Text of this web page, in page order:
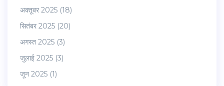
अक्तूबर 2025 (18)
सितंबर 2025 (20)
अगस्त 2025 (3)
जुलाई 2025 (3)
जून 2025 (1)